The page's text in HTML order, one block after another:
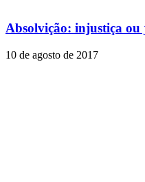
Absolvição: injustiça ou
10 de agosto de 2017